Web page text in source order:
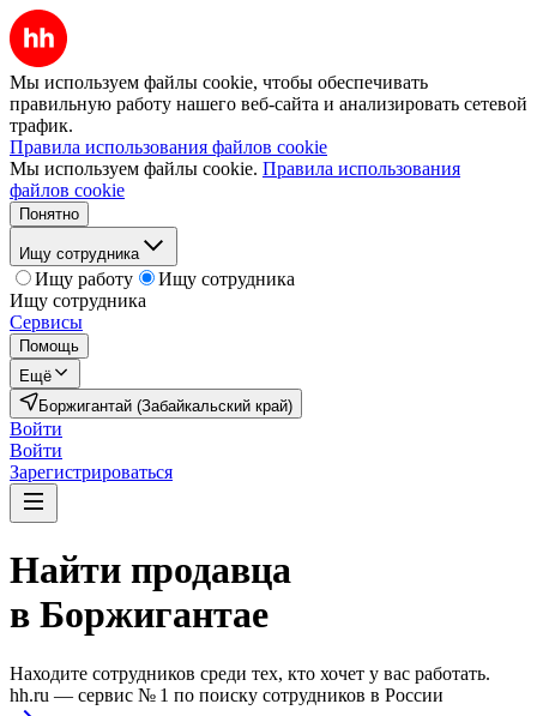
Мы используем файлы cookie, чтобы обеспечивать
правильную работу нашего веб-сайта и анализировать сетевой
трафик.
Правила использования файлов cookie
Мы используем файлы cookie. Правила использования
файлов cookie
Понятно
Ищу сотрудника
Ищу работу
Ищу сотрудника
Ищу сотрудника
Сервисы
Помощь
Ещё
Боржигантай (Забайкальский край)
Войти
Войти
Зарегистрироваться
Найти продавца
в Боржигантае
Находите сотрудников среди тех, кто хочет у вас работать.
hh.ru — сервис № 1 по поиску сотрудников в России